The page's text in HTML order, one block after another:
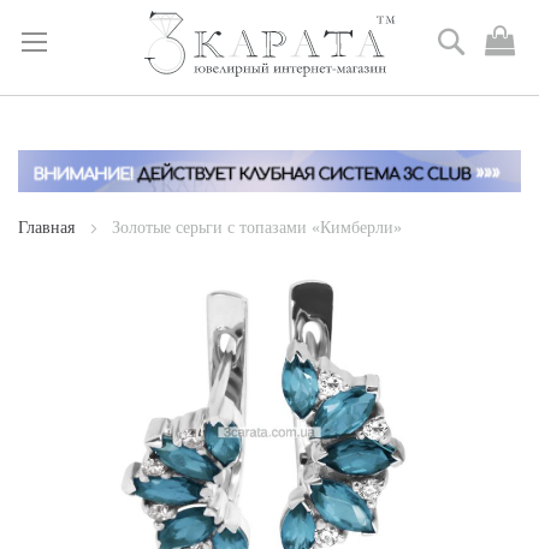
Skip
Content
Поиск
Главная Золотые серьги с топазами «Кимберли»